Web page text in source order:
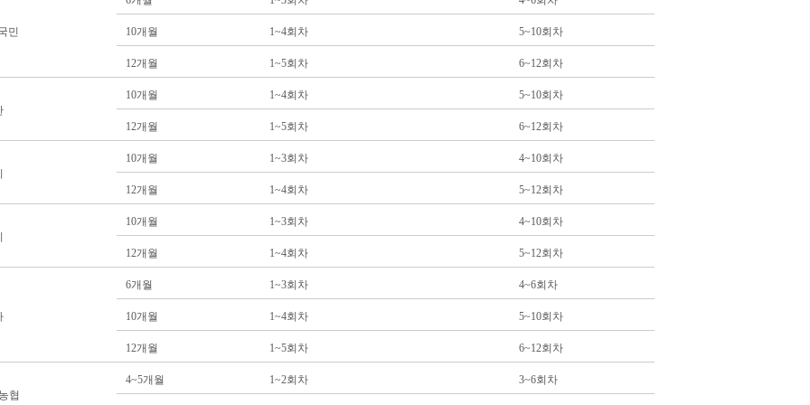
민 10개월 1~4회차 5~10회차
12개월 1~5회차 6~12회차
10개월 1~4회차 5~10회차
12개월 1~5회차 6~12회차
10개월 1~3회차 4~10회차
12개월 1~4회차 5~12회차
10개월 1~3회차 4~10회차
12개월 1~4회차 5~12회차
6개월 1~3회차 4~6회차
10개월 1~4회차 5~10회차
12개월 1~5회차 6~12회차
협
4~5개월 1~2회차 3~6회차